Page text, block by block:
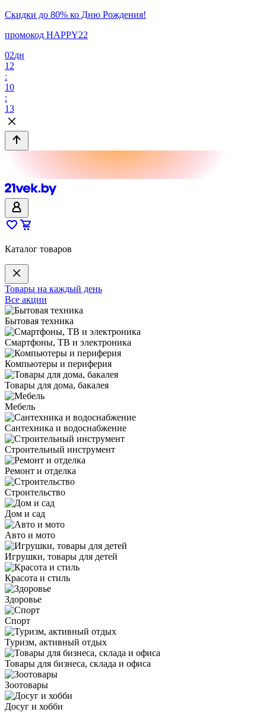
Скидки до 80% ко Дню Рождения!
промокод HAPPY22
02дн
12
:
10
:
13
Каталог товаров
Товары на каждый день
Все акции
Бытовая техника
Смартфоны, ТВ и электроника
Компьютеры и периферия
Товары для дома, бакалея
Мебель
Сантехника и водоснабжение
Строительный инструмент
Ремонт и отделка
Строительство
Дом и сад
Авто и мото
Игрушки, товары для детей
Красота и стиль
Здоровье
Спорт
Туризм, активный отдых
Товары для бизнеса, склада и офиса
Зоотовары
Досуг и хобби